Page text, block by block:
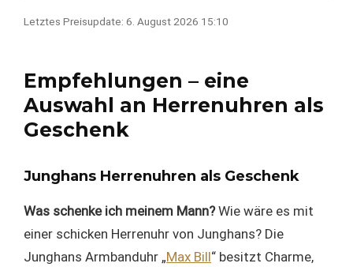
Letztes Preisupdate: 6. August 2026 15:10
Empfehlungen – eine
Auswahl an Herrenuhren als
Geschenk
Junghans Herrenuhren als Geschenk
Was schenke ich meinem Mann?Wie wäre es mit
einer schicken Herrenuhr von Junghans? Die
Junghans Armbanduhr „Max Bill“ besitzt Charme,